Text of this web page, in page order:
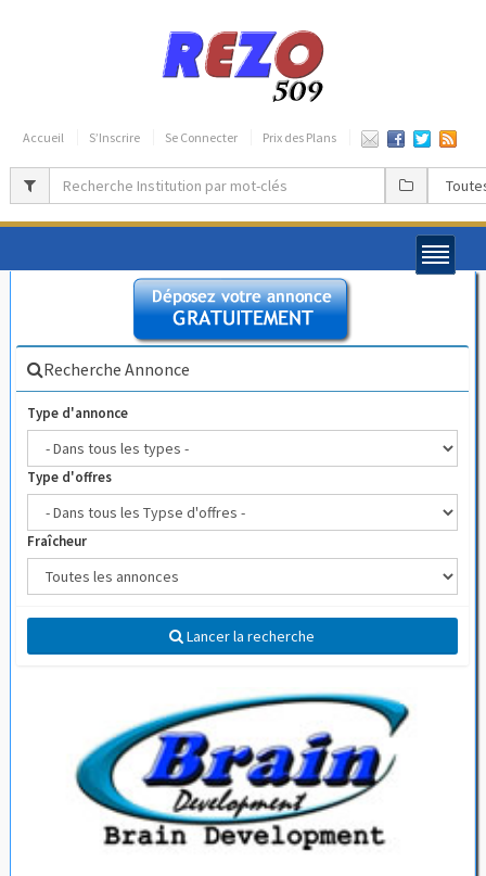
Accueil S’Inscrire Se Connecter Prix des Plans
Recherche Annonce
Type d'annonce
Type d'offres
Fraîcheur
Lancer la recherche